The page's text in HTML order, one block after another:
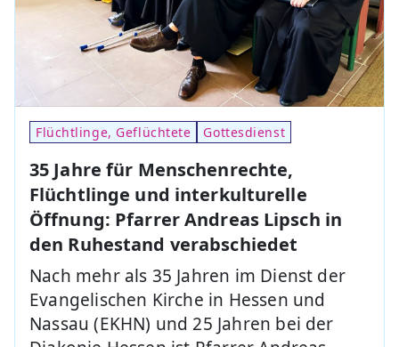
Flüchtlinge, Geflüchtete Gottesdienst
35 Jahre für Menschenrechte,
Flüchtlinge und interkulturelle
Öffnung: Pfarrer Andreas Lipsch in
den Ruhestand verabschiedet
Nach mehr als 35 Jahren im Dienst der
Evangelischen Kirche in Hessen und
Nassau (EKHN) und 25 Jahren bei der